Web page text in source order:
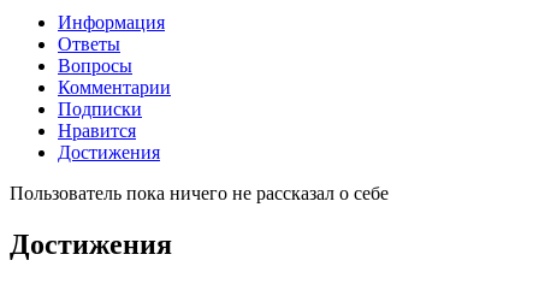
Информация
Ответы
Вопросы
Комментарии
Подписки
Нравится
Достижения
Пользователь пока ничего не рассказал о себе
Достижения